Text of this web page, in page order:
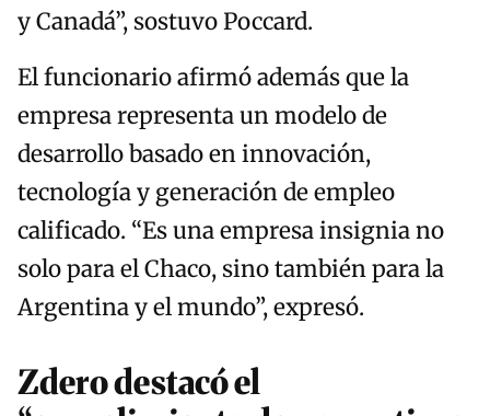
y Canadá”, sostuvo Poccard.
El funcionario afirmó además que la
empresa representa un modelo de
desarrollo basado en innovación,
tecnología y generación de empleo
calificado. “Es una empresa insignia no
solo para el Chaco, sino también para la
Argentina y el mundo”, expresó.
Zdero destacó el